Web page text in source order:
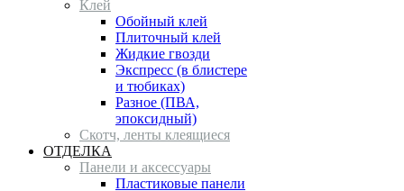
Клей
Обойный клей
Плиточный клей
Жидкие гвозди
Экспресс (в блистере
и тюбиках)
Разное (ПВА,
эпоксидный)
Скотч, ленты клеящиеся
ОТДЕЛКА
Панели и аксессуары
Пластиковые панели